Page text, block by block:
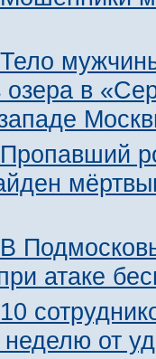
Тело
озера в
Пропавший
В
атаке
10
неделю от